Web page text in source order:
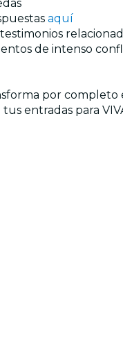
aquí
de intenso
por
entradas para